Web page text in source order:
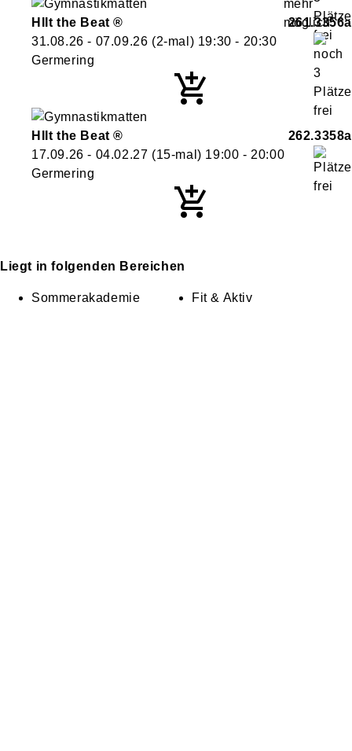
HIIt the Beat ®
261.3356a
31.08.26 - 07.09.26 (2-mal) 19:30 - 20:30
Germering
HIIt the Beat ®
262.3358a
17.09.26 - 04.02.27 (15-mal) 19:00 - 20:00
Germering
Liegt in folgenden Bereichen
Sommerakademie Fit & Aktiv